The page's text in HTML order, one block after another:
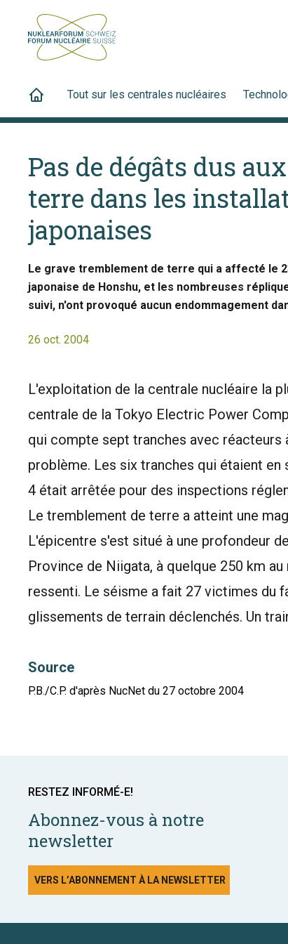
Tout sur les centrales nucléaires
Pas de dégâts dus
terre dans les
japonaises
Le grave tremblement de terre qui a affecté le
japonaise de Honshu, et les nombreuses
suivi, n'ont provoqué aucun endommagement
26 oct. 2004
L'exploitation de la centrale nucléaire la
centrale de la Tokyo Electric Power
qui compte sept tranches avec réacteurs
problème. Les six tranches qui étaient
4 était arrêtée pour des inspections
Le tremblement de terre a atteint une
L'épicentre s'est situé à une profondeur
Province de Niigata, à quelque 250 km
ressenti. Le séisme a fait 27 victimes du
glissements de terrain déclenchés. Un
Source
P.B./C.P. d'après NucNet du 27 octobre 2004
RESTEZ INFORMÉ-E!
Abonnez-vous à notre
newsletter
VERS L’ABONNEMENT À LA NEWSLETTER